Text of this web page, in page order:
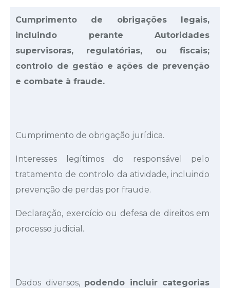
Cumprimento de obrigações legais,
incluindo perante Autoridades
supervisoras, regulatórias, ou fiscais;
controlo de gestão e ações de prevenção
e combate à fraude.
Cumprimento de obrigação jurídica.
Interesses legítimos do responsável pelo
tratamento de controlo da atividade, incluindo
prevenção de perdas por fraude.
Declaração, exercício ou defesa de direitos em
processo judicial.
Dados diversos, podendo incluir categorias